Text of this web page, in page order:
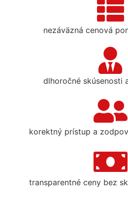
nezáväzná cenová
dlhoročné skúsenosti
korektný prístup a
transparentné ceny bez